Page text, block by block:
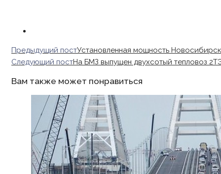
Read
more
Предыдущий постУстановленная мощность
Следующий постНа БМЗ выпущен двухсотый тепловоз
Вам также может понравиться